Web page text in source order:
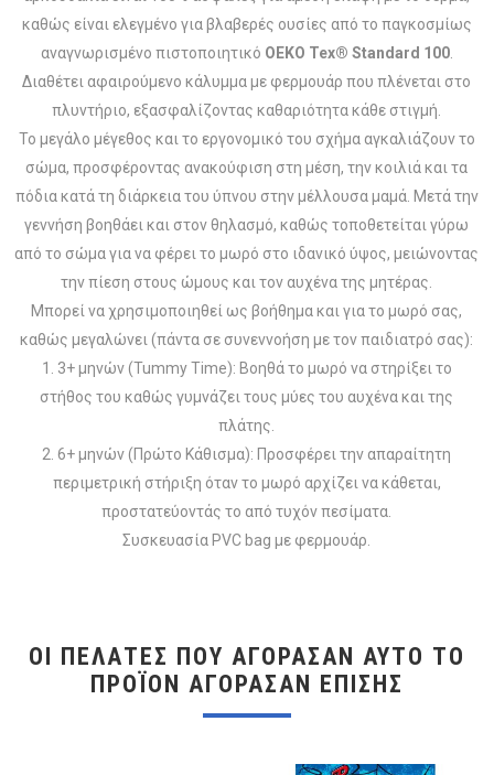
καθώς είναι ελεγμένο για βλαβερές ουσίες από το παγκοσμίως
αναγνωρισμένο πιστοποιητικό OEKO Tex® Standard 100.
Διαθέτει αφαιρούμενο κάλυμμα με φερμουάρ που πλένεται στο
πλυντήριο, εξασφαλίζοντας καθαριότητα κάθε στιγμή.
Το μεγάλο μέγεθος και το εργονομικό του σχήμα αγκαλιάζουν το
σώμα, προσφέροντας ανακούφιση στη μέση, την κοιλιά και τα
πόδια κατά τη διάρκεια του ύπνου στην μέλλουσα μαμά. Μετά την
γεννήση βοηθάει και στον θηλασμό, καθώς τοποθετείται γύρω
από το σώμα για να φέρει το μωρό στο ιδανικό ύψος, μειώνοντας
την πίεση στους ώμους και τον αυχένα της μητέρας.
Μπορεί να χρησιμοποιηθεί ως βοήθημα και για το μωρό σας,
καθώς μεγαλώνει (πάντα σε συνεννοήση με τον παιδιατρό σας):
1. 3+ μηνών (Tummy Time): Βοηθά το μωρό να στηρίξει το
στήθος του καθώς γυμνάζει τους μύες του αυχένα και της
πλάτης.
2. 6+ μηνών (Πρώτο Κάθισμα): Προσφέρει την απαραίτητη
περιμετρική στήριξη όταν το μωρό αρχίζει να κάθεται,
προστατεύοντάς το από τυχόν πεσίματα.
Συσκευασία PVC bag με φερμουάρ.
ΟΙ ΠΕΛΆΤΕΣ ΠΟΥ ΑΓΌΡΑΣΑΝ ΑΥΤΌ ΤΟ
ΠΡΟΪΌΝ ΑΓΌΡΑΣΑΝ ΕΠΊΣΗΣ